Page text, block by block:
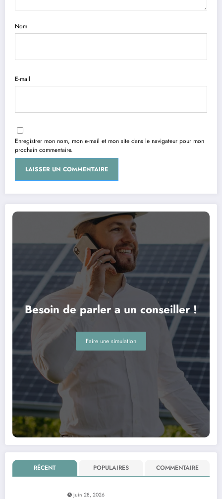
Nom
E-mail
Enregistrer mon nom, mon e-mail et mon site dans le navigateur pour mon
prochain commentaire.
Besoin de parler a un conseiller !
Faire une simulation
RÉCENT POPULAIRES COMMENTAIRE
juin 28, 2026